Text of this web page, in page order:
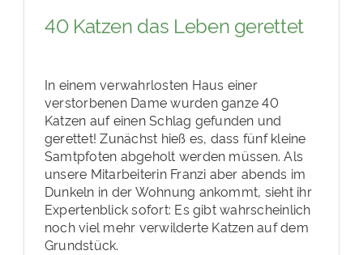
40 Katzen das Leben gerettet
In einem verwahrlosten Haus einer
verstorbenen Dame wurden ganze 40
Katzen auf einen Schlag gefunden und
gerettet! Zunächst hieß es, dass fünf kleine
Samtpfoten abgeholt werden müssen. Als
unsere Mitarbeiterin Franzi aber abends im
Dunkeln in der Wohnung ankommt, sieht ihr
Expertenblick sofort: Es gibt wahrscheinlich
noch viel mehr verwilderte Katzen auf dem
Grundstück.